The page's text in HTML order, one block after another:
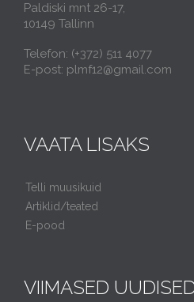
Paldiski mnt 26-17,
10149 Tallinn
Telefon: (+372) 511 4077
E-post: plmf12@gmail.com
VAATA LISAKS
Telli muusikuid
Artiklid/teated
E-pood
VIIMASED